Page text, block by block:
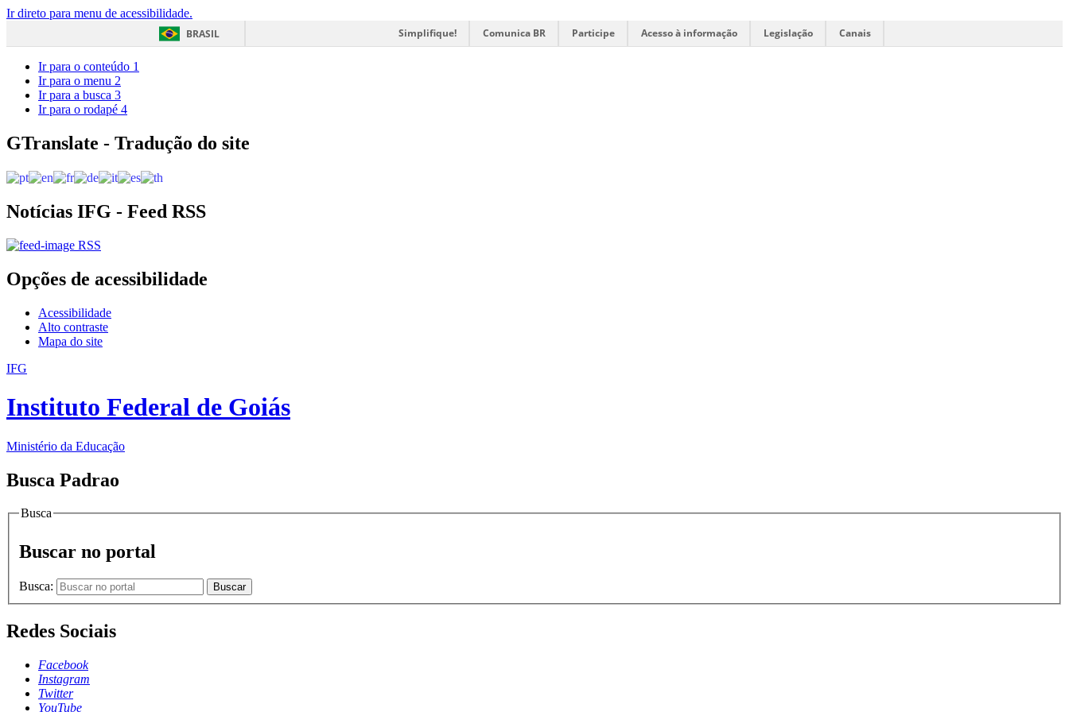
Ir direto para menu de acessibilidade.
BRASIL
Simplifique! Comunica BR Participe Acesso à informação Legislação Canais
Ir para o conteúdo 1
Ir para o menu 2
Ir para a busca 3
Ir para o rodapé 4
GTranslate - Tradução do site
Notícias IFG - Feed RSS
RSS
Opções de acessibilidade
Acessibilidade
Alto contraste
Mapa do site
IFG
Instituto Federal de Goiás
Ministério da Educação
Busca Padrao
Busca
Buscar no portal
Busca: Buscar
Redes Sociais
Facebook
Instagram
Twitter
YouTube